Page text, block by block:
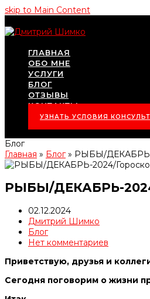
skip to Main Content
ГЛАВНАЯ
ОБО МНЕ
УСЛУГИ
БЛОГ
ОТЗЫВЫ
КОНТАКТЫ
УЗНАТЬ УСЛОВИЯ
Блог
Главная » Блог» РЫБЫ/
РЫБЫ/ДЕКАБРЬ-
02.12.2024
Дмитрий Шимко
Блог
Нет комментариев
Приветствую, друзья и
Сегодня поговорим о жизни